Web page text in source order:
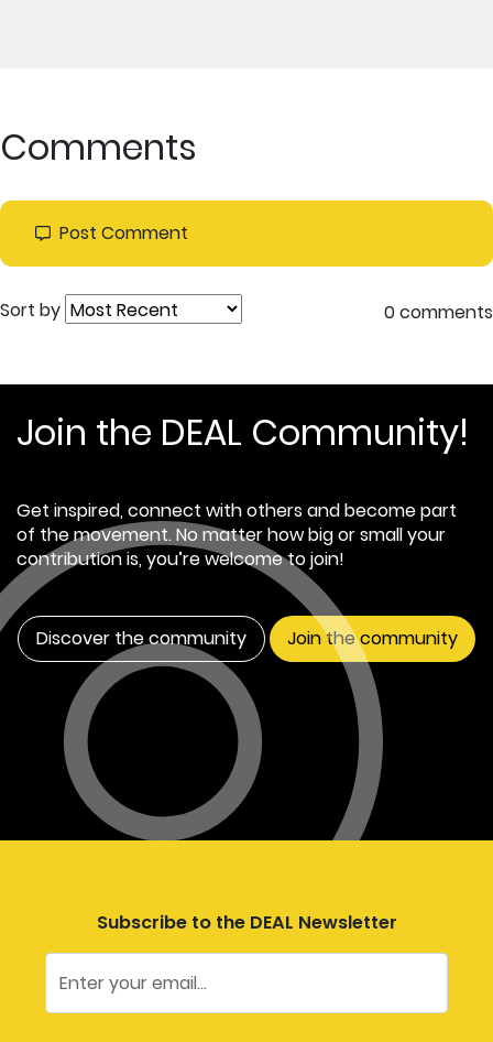
Comments
Post Comment
Sort by 0 comments
Join the DEAL Community!
Get inspired, connect with others and become part
of the movement. No matter how big or small your
contribution is, you’re welcome to join!
Discover the community Join the community
Subscribe to the DEAL Newsletter